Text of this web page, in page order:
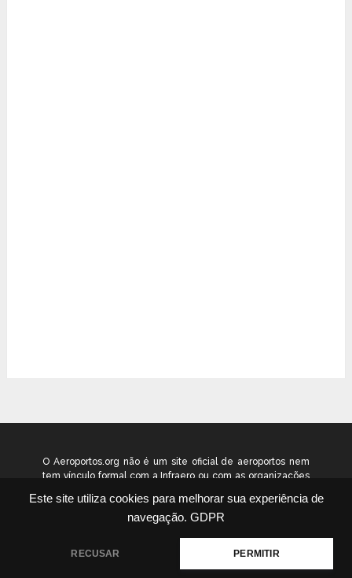
Este site utiliza cookies para melhorar sua experiência de
navegação. GDPR
RECUSAR PERMITIR
O Aeroportos.org não é um site oficial de aeroportos nem
tem vínculo formal com a Infraero ou com as organizações
como um guia independente de informação voltado ao
público geral. © 2026 aeroportos.org – Todos os direitos